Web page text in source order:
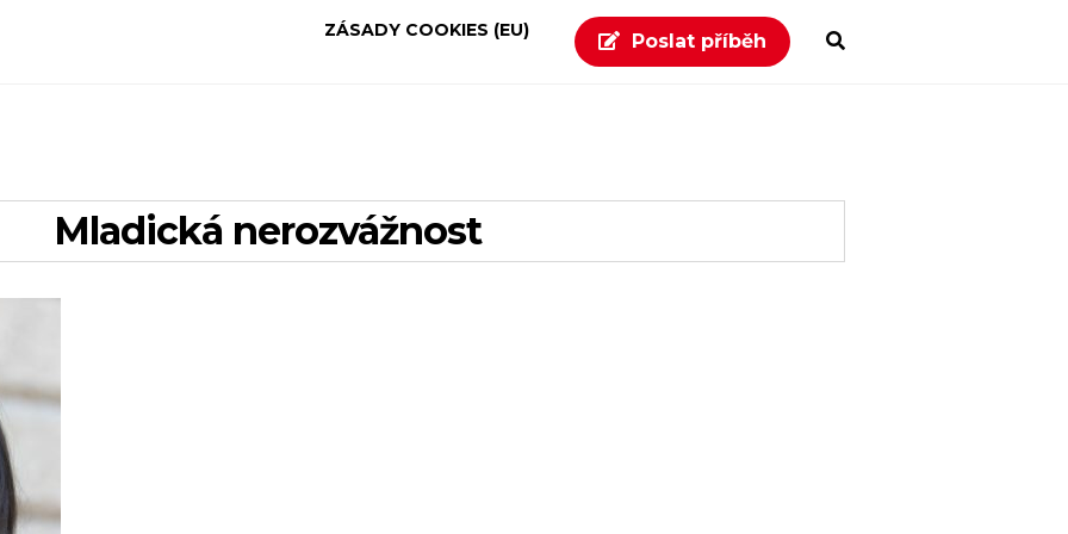
Poslat příběh
ZÁSADY COOKIES (EU)
mladická nerozvážnost